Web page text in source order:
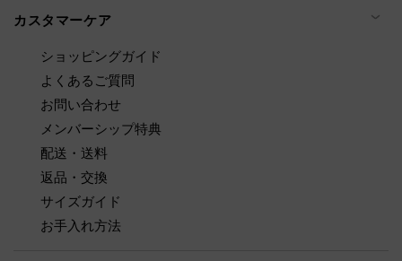
カスタマーケア
ショッピングガイド
よくあるご質問
お問い合わせ
メンバーシップ特典
配送・送料
返品・交換
サイズガイド
お手入れ方法